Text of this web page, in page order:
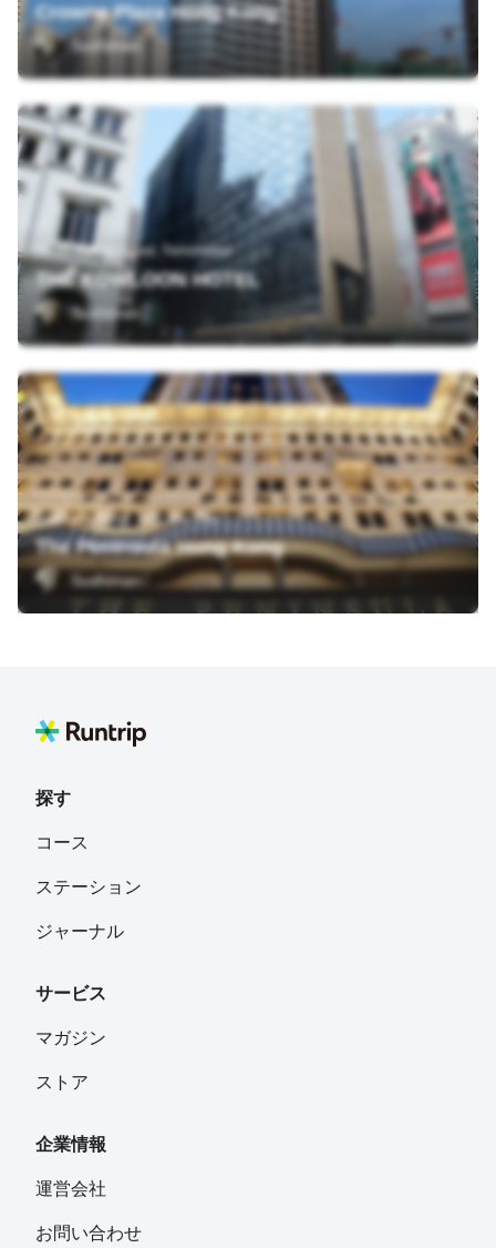
Crowne Plaza Hong Kong
Sushiman
19-21 Nathan Road, Tsimshatsui
THE KOWLOON HOTEL
Sushiman
Salisbury Road, Tsim Sha Tsui
The Peninsula Hong Kong
Sushiman
探す
コース
ステーション
ジャーナル
サービス
マガジン
ストア
企業情報
運営会社
お問い合わせ